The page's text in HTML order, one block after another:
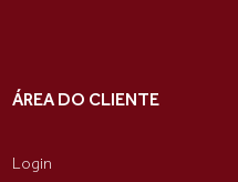
ÁREA DO CLIENTE
Login